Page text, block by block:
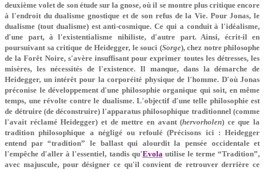
deuxième volet de son étude sur la gnose, où il se montre plus critique encore
à l'endroit du dualisme gnostique et de son refus de la Vie. Pour Jonas, le
dualisme (tout dualisme) est anti-cosmique. Ce qui a conduit à l'idéalisme,
d'une part, à l'existentialisme nihiliste, d'autre part. Ainsi, écrit-il en
poursuivant sa critique de Heidegger, le souci (Sorge), chez notre philosophe
de la Forêt Noire, s'avère insuffisant pour exprimer toutes les détresses, les
misères, les nécessités de l'existence. Il manque, dans la démarche de
Heidegger, un intérêt pour la corporéité physique de l'homme. D'où Jonas
préconise le développement d'une philosophie organique qui soit, en même
temps, une révolte contre le dualisme. L'objectif d'une telle philosophie est
de détruire (de déconstruire) l'apparatus philosophique traditionnel (comme
l'avait réclamé Heidegger) et de mettre en avant (hervorholen) ce que la
tradition philosophique a négligé ou refoulé (Précisons ici : Heidegger
entend par “tradition” le ballast qui alourdit la pensée occidentale et
l'empêche d'aller à l'essentiel, tandis qu'Evolautilise le terme “Tradition”,
avec majuscule, pour désigner ce qu'il convient de retrouver derrière ce